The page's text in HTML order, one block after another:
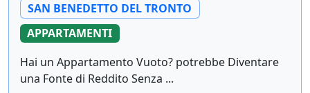
SAN BENEDETTO DEL TRONTO
APPARTAMENTI
Hai un Appartamento Vuoto? potrebbe Diventare
una Fonte di Reddito Senza ...